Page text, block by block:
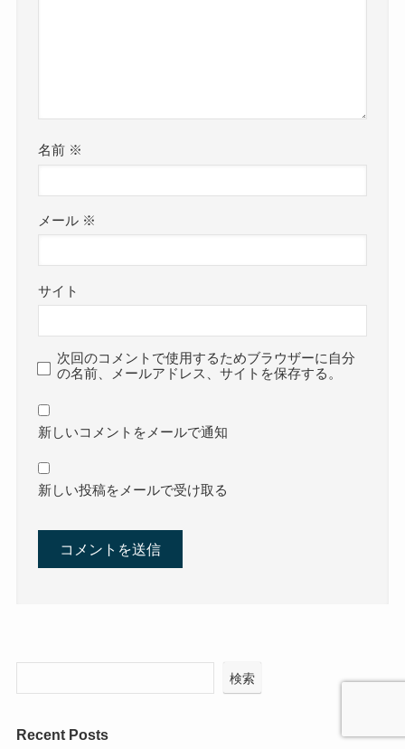
名前 ※
メール ※
サイト
次回のコメントで使用するためブラウザーに自分
の名前、メールアドレス、サイトを保存する。
新しいコメントをメールで通知
新しい投稿をメールで受け取る
検索
Recent Posts